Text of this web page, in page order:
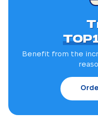
Benefit from the